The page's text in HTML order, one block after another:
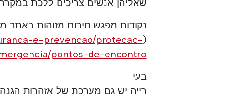
שאליהן אנשים צריכים ללכת
נקודות מפגש חירום מזוהות באתר
(
e-prevencao/protecao-
pontos-de-encontro
בעי
רייה יש גם מערכת של אזהרות